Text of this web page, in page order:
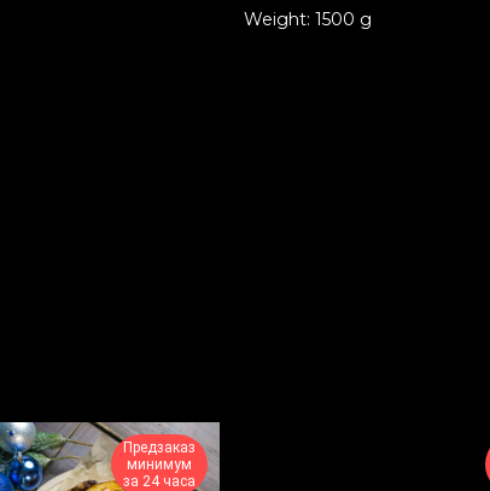
Weight: 1500 g
Предзаказ
минимум
за 24 часа